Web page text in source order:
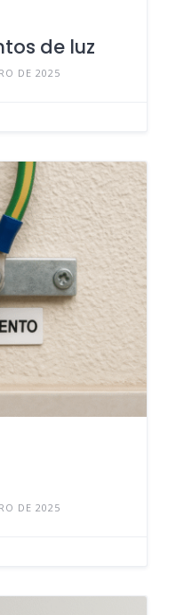
de luz
DE 2025
DE 2025